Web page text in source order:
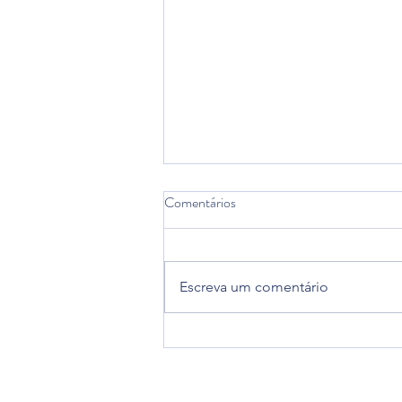
2º Semestre de 2026 -
Comentários
Escreva um comentário